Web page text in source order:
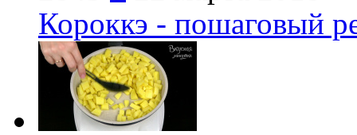
Короккэ - пошаговый